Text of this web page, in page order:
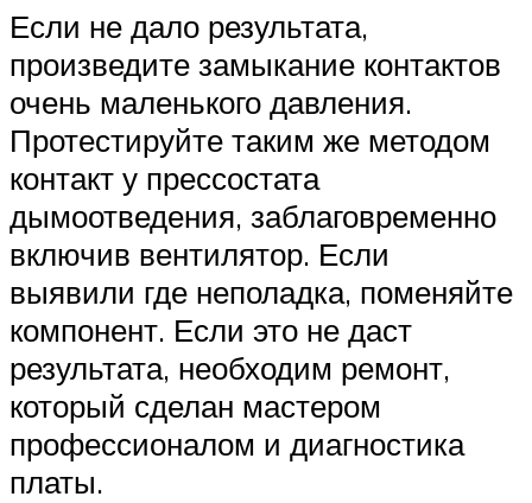
Если не дало результата,
произведите замыкание контактов
очень маленького давления.
Протестируйте таким же методом
контакт у прессостата
дымоотведения, заблаговременно
включив вентилятор. Если
выявили где неполадка, поменяйте
компонент. Если это не даст
результата, необходим ремонт,
который сделан мастером
профессионалом и диагностика
платы.